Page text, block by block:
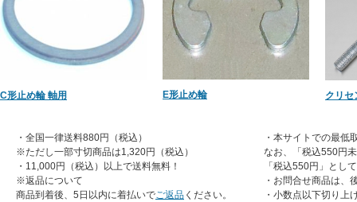
C形止め輪 軸用 E形止め輪 クリセ
・全国一律送料880円（税込）
※ただし一部寸切商品は1,320円（税込）
・11,000円（税込）以上で送料無料！
※返品について
商品到着後、5日以内に着払いでご返品 ください。
・本サイトでの最低
なお、「税込550円
「税込550円」とし
・お問合せ商品は、
・小数点以下切り上